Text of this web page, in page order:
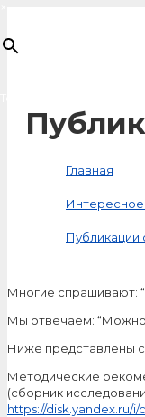
Главная
Публикации
Многие спрашивают:
Мы отвечаем:
Ниже представлены
Методические
(сборник
https://disk.yandex.ru/i/